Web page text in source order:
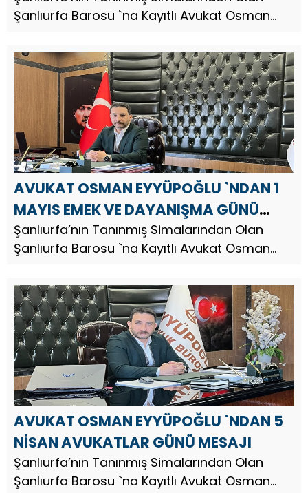
Şanlıurfa Barosu `na Kayıtlı Avukat Osman
ve Spor Bayramı nedeniyle bir kutlama mesajı
yayınladı. Av. Osman Eyyü...
AVUKAT OSMAN EYYÜPOĞLU `NDAN 1
MAYIS EMEK VE DAYANIŞMA GÜNÜ
KUTLAMA MESAJI
Şanlıurfa’nın Tanınmış Simalarından Olan
Şanlıurfa Barosu `na Kayıtlı Avukat Osman
nedeniyle bir kutlama mesajı yayınladı. Av.
Osman Eyyüpoğlu, mesajında ş...
AVUKAT OSMAN EYYÜPOĞLU `NDAN 5
NİSAN AVUKATLAR GÜNÜ MESAJI
Şanlıurfa’nın Tanınmış Simalarından Olan
Şanlıurfa Barosu `na Kayıtlı Avukat Osman